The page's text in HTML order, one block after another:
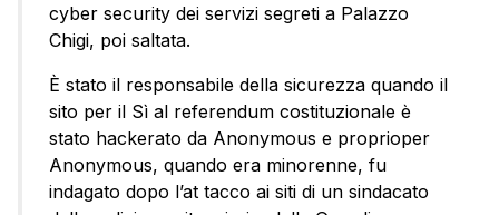
cyber security dei servizi segreti a Palazzo
Chigi, poi saltata.
È stato il responsabile della sicurezza quando il
sito per il Sì al referendum costituzionale è
stato hackerato da Anonymous e proprioper
Anonymous, quando era minorenne, fu
indagato dopo l’at tacco ai siti di un sindacato